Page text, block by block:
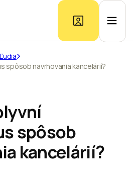
Ponuka kancelárií
Prieskum trhu
Kontakt
Ľudia
spôsob navrhovania kancelárií?
spôsob
kancelárií?